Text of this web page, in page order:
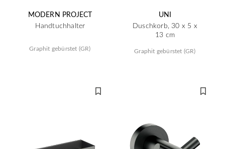
MODERN PROJECT
Handtuchhalter
Graphit gebürstet (GR)
UNI
Duschkorb, 30 x 5 x
13 cm
Graphit gebürstet (GR)